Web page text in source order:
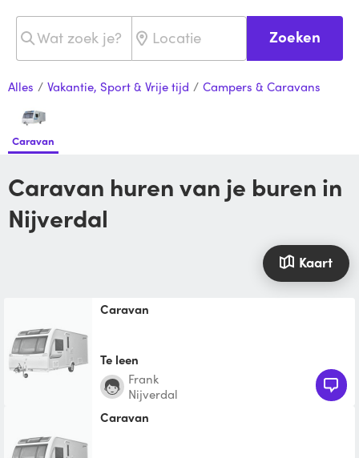
Zoeken
Alles / Vakantie, Sport & Vrije tijd / Campers & Caravans
Caravan
Caravan huren van je buren in
Nijverdal
Kaart
caravan
Te leen
Frank
Nijverdal
Caravan